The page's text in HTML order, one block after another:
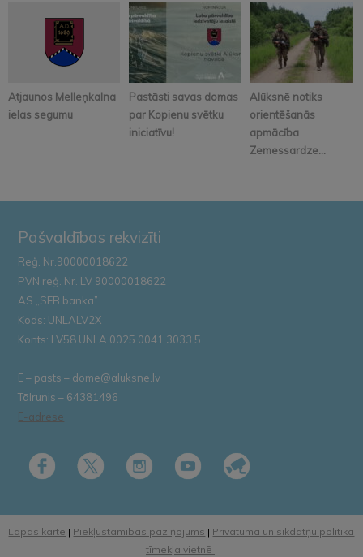
Atjaunos Melleņkalna
ielas segumu
Pastāsti savas domas
par Kopienu svētku
iniciatīvu!
Alūksnē notiks
orientēšanās
apmācība
Zemessardze...
Pašvaldības rekvizīti
Reģ. Nr.90000018622
PVN reģ. Nr. LV 90000018622
AS „SEB banka”
Kods: UNLALV2X
Konts: LV58 UNLA 0025 0041 3033 5
E – pasts – dome@aluksne.lv
Tālrunis – 64381496
E-adrese
Lapas karte | Piekļūstamības paziņojums | Privātuma un sīkdatņu politika
tīmekļa vietnē |